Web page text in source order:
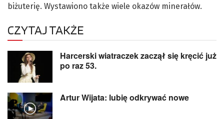
biżuterię. Wystawiono także wiele okazów minerałów.
CZYTAJ TAKŻE
Harcerski wiatraczek zaczął się kręcić już
po raz 53.
Artur Wijata: lubię odkrywać nowe